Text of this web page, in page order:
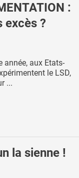
:
excès ?
année, aux Etats-
le LSD,
...
la sienne !